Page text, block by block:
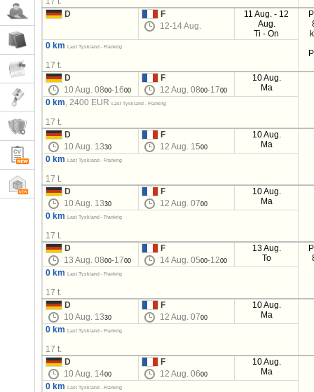
D
F
12-14 Aug.
11 Aug. - 12
Aug.
Ti - On
0 km Last Tyskland - Frankrig
17 t.
D
10 Aug. 0800-1600
F
12 Aug. 0800-1700
10 Aug.
Ma
0 km, 2400 EUR Last Tyskland - Frankrig
17 t.
D
10 Aug. 1330
F
12 Aug. 1500
10 Aug.
Ma
0 km
Last Tyskland - Frankrig
17 t.
D
10 Aug. 1330
F
12 Aug. 0700
10 Aug.
Ma
0 km
Last Tyskland - Frankrig
17 t.
D
13 Aug. 0800-1700
F
14 Aug. 0500-1200
13 Aug.
To
0 km
Last Tyskland - Frankrig
17 t.
D
10 Aug. 1330
F
12 Aug. 0700
10 Aug.
Ma
0 km
Last Tyskland - Frankrig
17 t.
D
10 Aug. 1400
F
12 Aug. 0600
10 Aug.
Ma
0 km
Last Tyskland - Frankrig